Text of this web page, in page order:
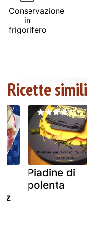
Conservazione
in
frigorifero
Ricette simili
z
Piadine di
polenta